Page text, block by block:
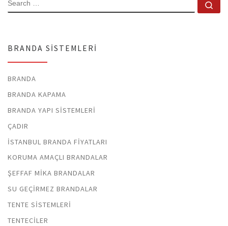
BRANDA SISTEMLERI
BRANDA
BRANDA KAPAMA
BRANDA YAPI SISTEMLERI
ÇADIR
İSTANBUL BRANDA FIYATLARI
KORUMA AMAÇLI BRANDALAR
ŞEFFAF MIKA BRANDALAR
SU GEÇIRMEZ BRANDALAR
TENTE SISTEMLERI
TENTECILER